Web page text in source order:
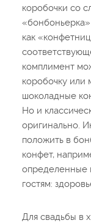
коробочки со
как
комплимент
коробочку
шоколадные
Но и
оригинально.
положить в
конфет,
определенные
гостям:
Для свадьбы в